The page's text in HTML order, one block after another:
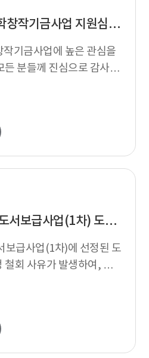
2019년 아르코문학창작기금사업 지원심의 결과 발표
기금사업에 높은 관심을
든 분들께 진심으로 감사드
과 2019년 ...
2018년 문학나눔 도서보급사업(1차) 도서선정 추가 발표
보급사업(1차)에 선정된 도
철회 사유가 발생하여, 예
분야...